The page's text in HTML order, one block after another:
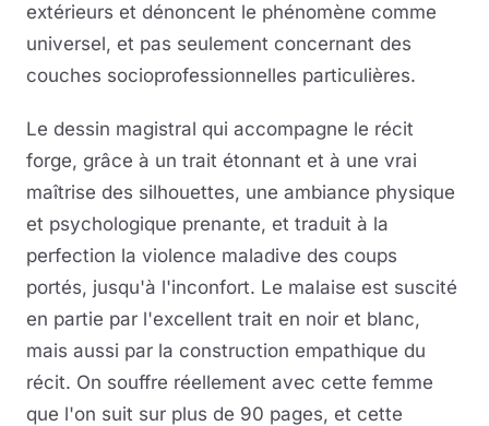
extérieurs et dénoncent le phénomène comme
universel, et pas seulement concernant des
couches socioprofessionnelles particulières.
Le dessin magistral qui accompagne le récit
forge, grâce à un trait étonnant et à une vrai
maîtrise des silhouettes, une ambiance physique
et psychologique prenante, et traduit à la
perfection la violence maladive des coups
portés, jusqu'à l'inconfort. Le malaise est suscité
en partie par l'excellent trait en noir et blanc,
mais aussi par la construction empathique du
récit. On souffre réellement avec cette femme
que l'on suit sur plus de 90 pages, et cette